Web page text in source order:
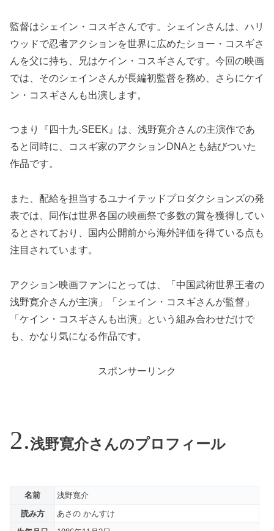
監督はシェイン・コスギさんです。シェインさんは、ハリ
ウッドで忍者アクションを世界に広めたショー・コスギさ
んを父に持ち、兄はケイン・コスギさんです。今回の映画
では、そのシェインさんが長編初監督を務め、さらにケイ
ン・コスギさんも出演します。
つまり『四十九-SEEK』は、浅野寛介さんの主演作であ
ると同時に、コスギ家のアクションDNAとも結びついた
作品です。
また、配給を担当するユナイテッドプロダクションズの発
表では、同作は世界各国の映画祭で多数の賞を獲得してい
るとされており、国内公開前から海外評価を得ている点も
注目されています。
アクション映画ファンにとっては、「中国武術世界王者の
浅野寛介さんが主演」「シェイン・コスギさんが監督」
「ケイン・コスギさんも出演」という組み合わせだけで
も、かなり気になる作品です。
スポンサーリンク
浅野寛介さんのプロフィール
名前
浅野寛介
読み方
あさの かんすけ